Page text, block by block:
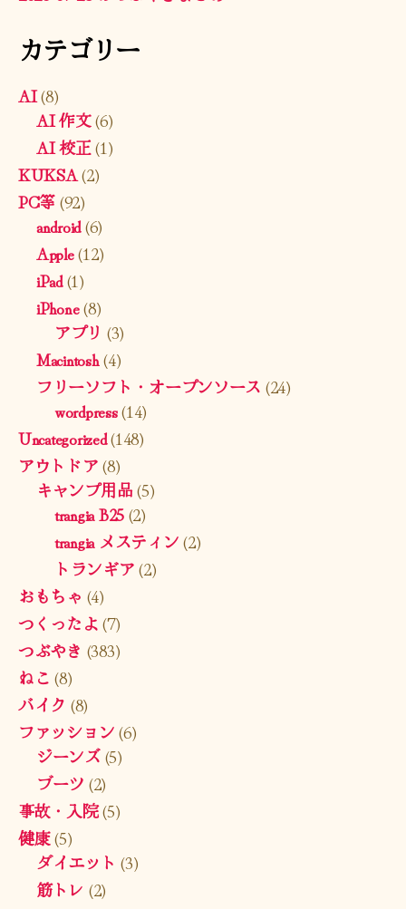
カテゴリー
AI(8)
AI 作文(6)
AI 校正(1)
KUKSA(2)
PC等(92)
android(6)
Apple(12)
iPad(1)
iPhone(8)
アプリ (3)
Macintosh(4)
フリーソフト・オープンソース (24)
wordpress(14)
Uncategorized(148)
アウトドア(8)
キャンプ用品(5)
trangia B25(2)
trangia メスティン(2)
トランギア(2)
おもちゃ (4)
つくったよ(7)
つぶやき (383)
ねこ (8)
バイク (8)
ファッション(6)
ジーンズ(5)
ブーツ (2)
事故・入院(5)
健康(5)
ダイエット (3)
筋トレ (2)